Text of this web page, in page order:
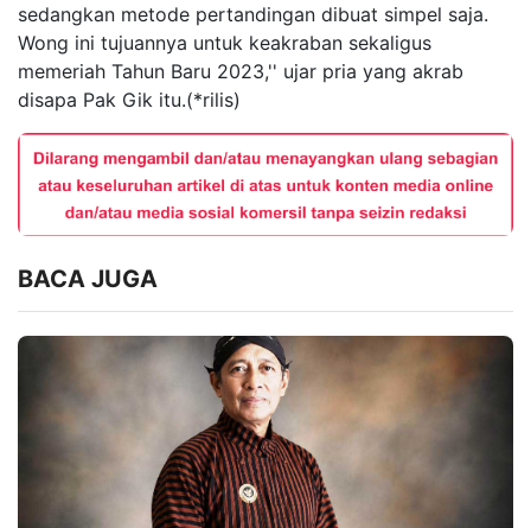
sedangkan metode pertandingan dibuat simpel saja.
Wong ini tujuannya untuk keakraban sekaligus
memeriah Tahun Baru 2023,'' ujar pria yang akrab
disapa Pak Gik itu.(*rilis)
BACA JUGA